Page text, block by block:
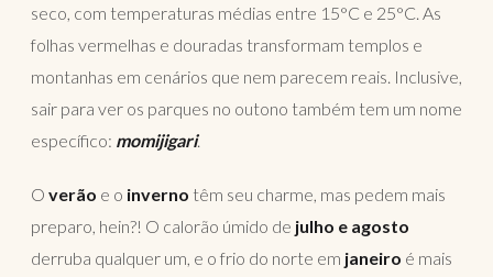
seco, com temperaturas médias entre 15°C e 25°C. As
folhas vermelhas e douradas transformam templos e
montanhas em cenários que nem parecem reais. Inclusive,
sair para ver os parques no outono também tem um nome
específico: momijigari.
O verão e o inverno têm seu charme, mas pedem mais
preparo, hein?! O calorão úmido de julho e agosto
derruba qualquer um, e o frio do norte em janeiro é mais